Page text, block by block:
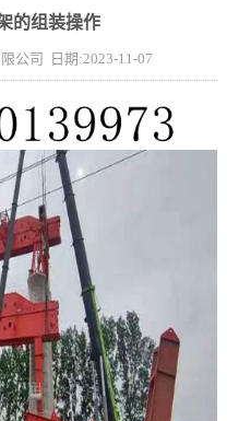
的组装操作
公司 日期:2023-11-07